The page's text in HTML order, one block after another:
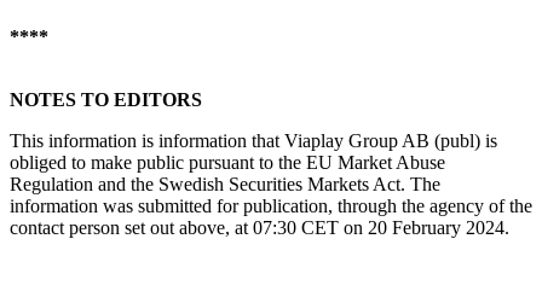
****
NOTES TO EDITORS
This information is information that Viaplay Group AB (publ) is
obliged to make public pursuant to the EU Market Abuse
Regulation and the Swedish Securities Markets Act. The
information was submitted for publication, through the agency of the
contact person set out above, at 07:30 CET on 20 February 2024.